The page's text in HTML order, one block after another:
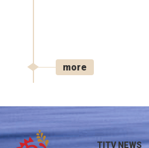
more
TITV NEWS